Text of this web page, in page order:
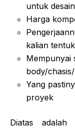
untuk
Harga
kalian
Mempunyai
body/
Yang
proyek
Diatas adalah